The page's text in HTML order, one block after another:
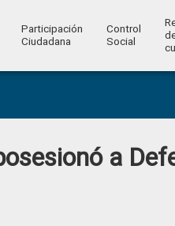
Participación
Ciudadana
Control
Social
a